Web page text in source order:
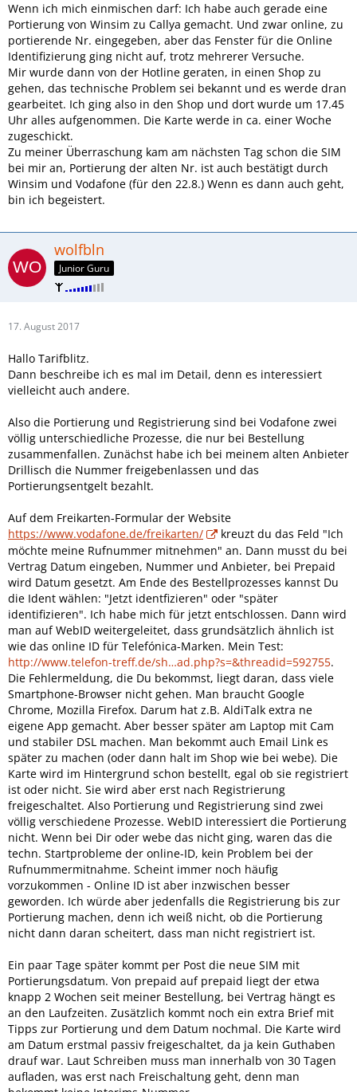
Wenn ich mich einmischen darf: Ich habe auch gerade eine
Portierung von Winsim zu Callya gemacht. Und zwar online, zu
portierende Nr. eingegeben, aber das Fenster für die Online
Identifizierung ging nicht auf, trotz mehrerer Versuche.
Mir wurde dann von der Hotline geraten, in einen Shop zu
gehen, das technische Problem sei bekannt und es werde dran
gearbeitet. Ich ging also in den Shop und dort wurde um 17.45
Uhr alles aufgenommen. Die Karte werde in ca. einer Woche
zugeschickt.
Zu meiner Überraschung kam am nächsten Tag schon die SIM
bei mir an, Portierung der alten Nr. ist auch bestätigt durch
Winsim und Vodafone (für den 22.8.) Wenn es dann auch geht,
bin ich begeistert.
wolfbln
Junior Guru
17. August 2017
Hallo Tarifblitz.
Dann beschreibe ich es mal im Detail, denn es interessiert
vielleicht auch andere.
Also die Portierung und Registrierung sind bei Vodafone zwei
völlig unterschiedliche Prozesse, die nur bei Bestellung
zusammenfallen. Zunächst habe ich bei meinem alten Anbieter
Drillisch die Nummer freigebenlassen und das
Portierungsentgelt bezahlt.
Auf dem Freikarten-Formular der Website
https://www.vodafone.de/freikarten/
kreuzt du das Feld "Ich
möchte meine Rufnummer mitnehmen" an. Dann musst du bei
Vertrag Datum eingeben, Nummer und Anbieter, bei Prepaid
wird Datum gesetzt. Am Ende des Bestellprozesses kannst Du
die Ident wählen: "Jetzt identfizieren" oder "später
identifizieren". Ich habe mich für jetzt entschlossen. Dann wird
man auf WebID weitergeleitet, dass grundsätzlich ähnlich ist
wie das online ID für Telefónica-Marken. Mein Test:
http://www.telefon-treff.de/sh…ad.php?s=&threadid=592755.
Die Fehlermeldung, die Du bekommst, liegt daran, dass viele
Smartphone-Browser nicht gehen. Man braucht Google
Chrome, Mozilla Firefox. Darum hat z.B. AldiTalk extra ne
eigene App gemacht. Aber besser später am Laptop mit Cam
und stabiler DSL machen. Man bekommt auch Email Link es
später zu machen (oder dann halt im Shop wie bei webe). Die
Karte wird im Hintergrund schon bestellt, egal ob sie registriert
ist oder nicht. Sie wird aber erst nach Registrierung
freigeschaltet. Also Portierung und Registrierung sind zwei
völlig verschiedene Prozesse. WebID interessiert die Portierung
nicht. Wenn bei Dir oder webe das nicht ging, waren das die
techn. Startprobleme der online-ID, kein Problem bei der
Rufnummermitnahme. Scheint immer noch häufig
vorzukommen - Online ID ist aber inzwischen besser
geworden. Ich würde aber jedenfalls die Registrierung bis zur
Portierung machen, denn ich weiß nicht, ob die Portierung
nicht dann daran scheitert, dass man nicht registriert ist.
Ein paar Tage später kommt per Post die neue SIM mit
Portierungsdatum. Von prepaid auf prepaid liegt der etwa
knapp 2 Wochen seit meiner Bestellung, bei Vertrag hängt es
an den Laufzeiten. Zusätzlich kommt noch ein extra Brief mit
Tipps zur Portierung und dem Datum nochmal. Die Karte wird
am Datum erstmal passiv freigeschaltet, da ja kein Guthaben
drauf war. Laut Schreiben muss man innerhalb von 30 Tagen
aufladen, was erst nach Freischaltung geht, denn man